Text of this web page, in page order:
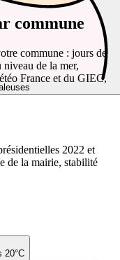
20°C
commune
commune : jours de
de la mer,
France et du GIEC,
2022 et
de la mairie, stabilité